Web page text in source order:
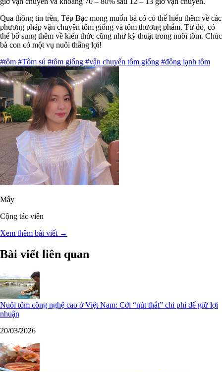
Qua thông tin trên, Tép Bạc mong muốn bà có có thể hiểu thêm về các
phương pháp vận chuyên tôm giống và tôm thương phẩm. Từ đó, có
thể bổ sung thêm về kiến thức cũng như kỹ thuật trong nuôi tôm. Chúc
bà con có một vụ nuôi thắng lợi!
#tôm #Tôm sú #tôm giống #vận chuyển tôm giống #đông lạnh tôm
Mây
Cộng tác viên
Xem thêm bài viết →
Bài viết liên quan
Nuôi tôm công nghệ cao ở Việt Nam: Cởi “nút thắt” chi phí để giữ lợi
nhuận
20/03/2026